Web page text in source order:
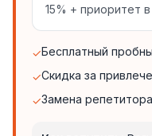
15% + приоритет
✓Бесплатный
✓Скидка за
✓Замена